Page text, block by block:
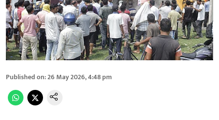
Published on:26 May 2026, 4:48 pm